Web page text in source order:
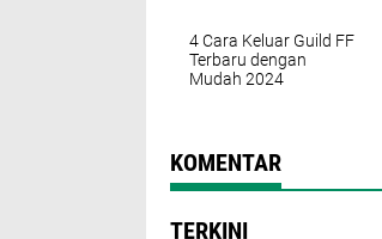
4 Cara Keluar Guild FF
Terbaru dengan
Mudah 2024
KOMENTAR
TERKINI